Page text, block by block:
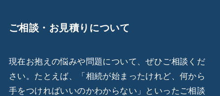
ご相談・お見積りについて
現在お抱えの悩みや問題について、ぜひご相談くだ
さい。たとえば、「相続が始まったけれど、何から
手をつければいいのかわからない」といったご相談